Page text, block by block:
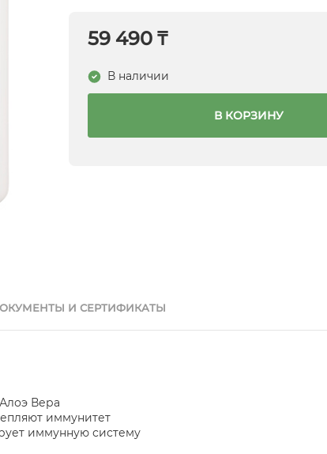
59 490 ₸
В наличии
В КОРЗИНУ
И СЕРТИФИКАТЫ
Вера
иммунитет
иммунную систему